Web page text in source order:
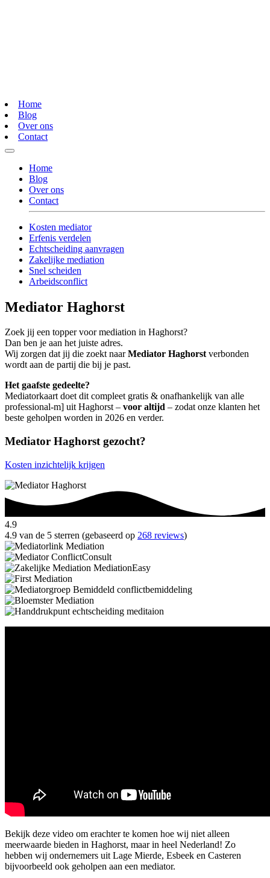
Home
Blog
Over ons
Contact
Home
Blog
Over ons
Contact
Kosten mediator
Erfenis verdelen
Echtscheiding aanvragen
Zakelijke mediation
Snel scheiden
Arbeidsconflict
Mediator Haghorst
Zoek jij een topper voor mediation in Haghorst?
Dan ben je aan het juiste adres.
Wij zorgen dat jij die zoekt naarMediator Haghorstverbonden
wordt aan de partij die bij je past.
Het gaafste gedeelte?
Mediatorkaart doet dit compleet gratis & onafhankelijk van alle
professional-m] uit Haghorst – voor altijd – zodat onze klanten het
beste geholpen worden in 2026 en verder.
Mediator Haghorst gezocht?
Kosten inzichtelijk krijgen
4.9
4.9 van de 5 sterren (gebaseerd op 268 reviews)
Bekijk deze video om erachter te komen hoe wij niet alleen
meerwaarde bieden in Haghorst, maar in heel Nederland! Zo
hebben wij ondernemers uit Lage Mierde, Esbeek en Casteren
bijvoorbeeld ook geholpen aan een mediator.